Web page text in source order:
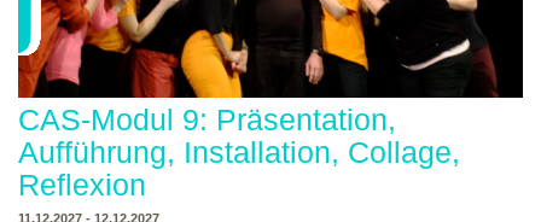
CAS-Modul 9: Präsentation,
Aufführung, Installation, Collage,
Reflexion
11.12.2027 - 12.12.2027